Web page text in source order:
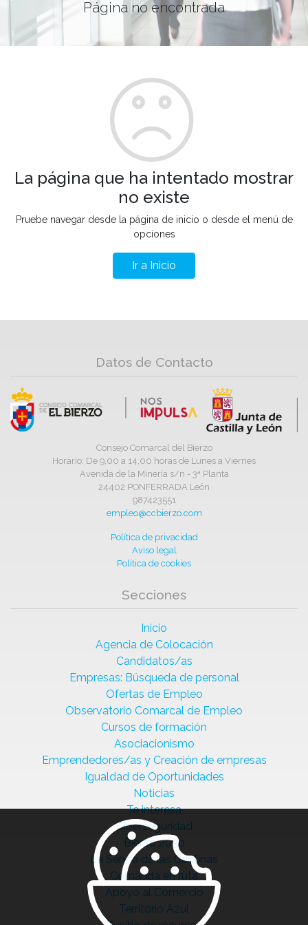
Página no encontrada
La página que ha intentado mostrar
no existe
Pruebe navegar desde la página de inicio o desde el menú de
opciones
Ir a Inicio
Datos de Contacto
Consejo Comarcal del Bierzo
Horario: De 9,00 a 14,00 horas de Lunes a Viernes
Avenida de la Minería s/n - 3ª Planta
24402 PONFERRADA León
987423551
empleo@ccbierzo.com
Política de privacidad
Aviso legal
Política de cookies
Secciones
Inicio
Agencia de Colocación
Candidatos/as
Empresas: Búsqueda de personal
Ofertas de Empleo
Observatorio Comarcal de Empleo
Cursos de formación
Asociacionismo
Emprendedores/as y Creación de empresas
Igualdad de Oportunidades
Noticias
Te interesa
Ciberseguridad
Bierzo 2030
La Senda de las Cantinas
Comanda en ruta
Apoyo al Comercio
Territorio Azul